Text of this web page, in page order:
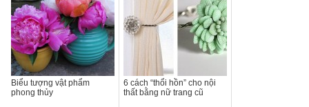
Biểu tượng vật phẩm
phong thủy
6 cách “thổi hồn” cho nội
thất bằng nữ trang cũ